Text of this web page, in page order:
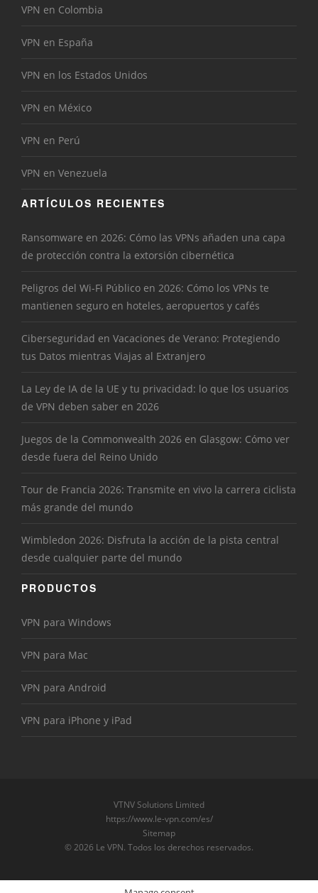
VPN en Colombia
VPN en España
VPN en los Estados Unidos
VPN en México
VPN en Perú
VPN en Venezuela
ARTÍCULOS RECIENTES
Ransomware en 2026: Cómo las VPNs añaden una capa
de protección contra la extorsión cibernética
Peligros del Wi-Fi Público en 2026: Cómo los VPNs te
mantienen seguro en hoteles, aeropuertos y cafés
Ciberseguridad en Vacaciones de Verano: Protegiendo
tus Datos mientras Viajas al Extranjero
La Ley de IA de la UE y tu privacidad: lo que los usuarios
de VPN deben saber en 2026
Juegos de la Commonwealth 2026 en Glasgow: Cómo ver
desde fuera del Reino Unido
Tour de Francia 2026: Transmite en vivo la carrera ciclista
más grande del mundo
Wimbledon 2026: Disfruta la acción de la pista central
desde cualquier parte del mundo
PRODUCTOS
VPN para Windows
VPN para Mac
VPN para Android
VPN para iPhone y iPad
VTNV Solutions Limited
https://www.le-vpn.com/es/
Sitemap
© 2026 Le VPN. Todos los derechos reservados.